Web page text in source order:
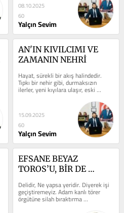
08.10.2025
60
Yalçın Sevim
AN'IN KIVILCIMI VE
ZAMANIN NEHRİ
Hayat, sürekli bir akış halindedir.
Tıpkı bir nehir gibi, durmaksızın
ilerler, yeni kıyılara ulaşır, eski
kıyıları geride bırakır....
15.09.2025
60
Yalçın Sevim
EFSANE BEYAZ
TOROS’U, BİR DE
Delidir, Ne yapsa yeridir. Diyerek işi
geçiştiremeyiz. Adam kanlı törer
örgütüne silah bıraktırma
aşamasında, Bazı konular mecliste...